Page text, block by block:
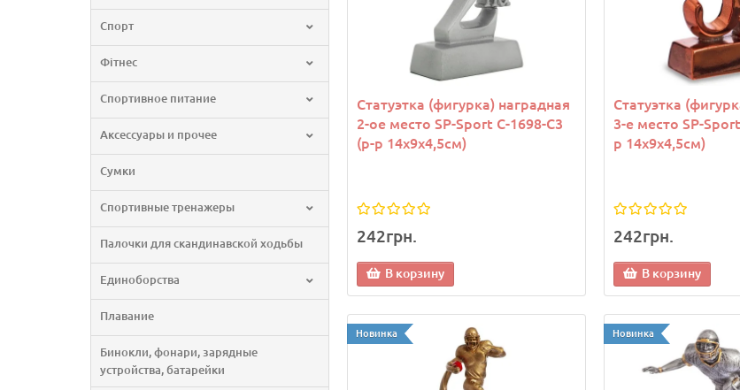
Спорт
Фітнес
Спортивное питание
Аксессуары и прочее
Сумки
Спортивные тренажеры
Палочки для скандинавской ходьбы
Единоборства
Плавание
Бинокли, фонари, зарядные
устройства, батарейки
Статуэтка (фигурка) наградная
2-ое место SP-Sport C-1698-C3
(р-р 14х9х4,5см)
242грн.
В корзину
Статуэтка
3-е место SP-
р 14х9х4,5см)
242грн.
В корзину
Новинка Новинка